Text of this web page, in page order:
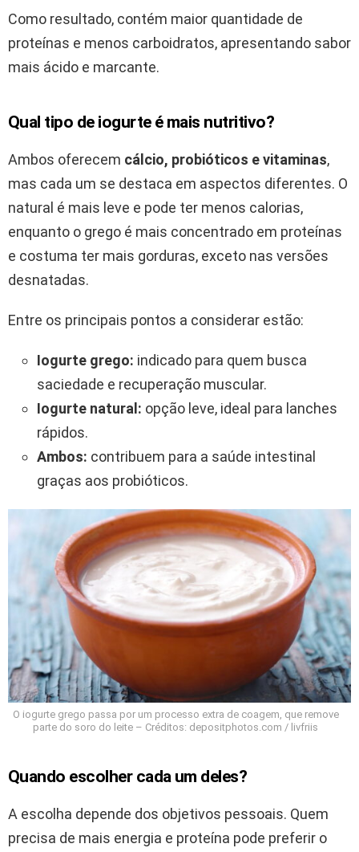
Como resultado, contém maior quantidade de
proteínas e menos carboidratos, apresentando sabor
mais ácido e marcante.
Qual tipo de iogurte é mais nutritivo?
Ambos oferecem cálcio, probióticos e vitaminas,
mas cada um se destaca em aspectos diferentes. O
natural é mais leve e pode ter menos calorias,
enquanto o grego é mais concentrado em proteínas
e costuma ter mais gorduras, exceto nas versões
desnatadas.
Entre os principais pontos a considerar estão:
Iogurte grego: indicado para quem busca
saciedade e recuperação muscular.
Iogurte natural: opção leve, ideal para lanches
rápidos.
Ambos: contribuem para a saúde intestinal
graças aos probióticos.
O iogurte grego passa por um processo extra de coagem, que remove
parte do soro do leite – Créditos: depositphotos.com / livfriis
Quando escolher cada um deles?
A escolha depende dos objetivos pessoais. Quem
precisa de mais energia e proteína pode preferir o